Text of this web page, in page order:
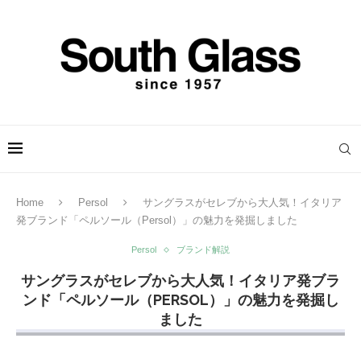
Home Persol
サングラスがセレブから大人気！イタリア
発ブランド「ペルソール（Persol）」の魅力を発掘しました
Persol ブランド解説
サングラスがセレブから大人気！イタリア発ブラ
ンド「ペルソール（PERSOL）」の魅力を発掘し
ました